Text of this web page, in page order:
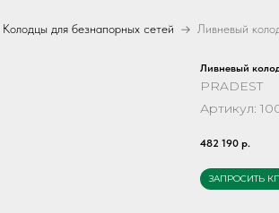
Колодцы для безнапорных сетей
Ливневый
PRADEST
Артикул:
482 190 р.
ЗАПРОСИТЬ